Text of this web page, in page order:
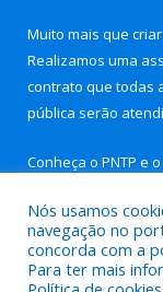
Muito mais que
Realizamos uma
contrato que todas
pública serão
Conheça o PNTP e o
Todos os direitos
Nós usamos
navegação no
concorda com a
Para ter mais